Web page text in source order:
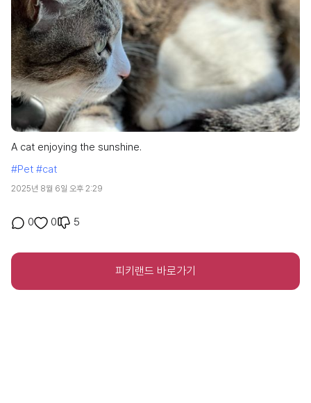
A cat enjoying the sunshine.
#Pet #cat
2025년 8월 6일 오후 2:29
0 0 5
피키랜드 바로가기